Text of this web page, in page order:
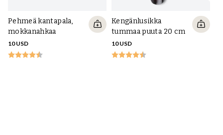
Pehmeä kantapala,
mokkanahkaa
10 USD
Kengänlusikka
tummaa puuta 20 cm
10 USD